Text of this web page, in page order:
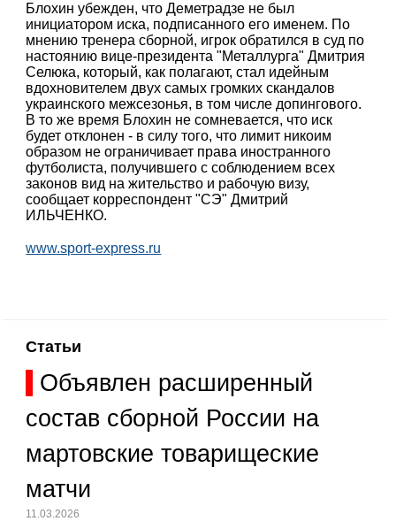
Блохин убежден, что Деметрадзе не был
инициатором иска, подписанного его именем. По
мнению тренера сборной, игрок обратился в суд по
настоянию вице-президента "Металлурга" Дмитрия
Селюка, который, как полагают, стал идейным
вдохновителем двух самых громких скандалов
украинского межсезонья, в том числе допингового.
В то же время Блохин не сомневается, что иск
будет отклонен - в силу того, что лимит никоим
образом не ограничивает права иностранного
футболиста, получившего с соблюдением всех
законов вид на жительство и рабочую визу,
сообщает корреспондент "СЭ" Дмитрий
ИЛЬЧЕНКО.
www.sport-express.ru
Статьи
Объявлен расширенный
состав сборной России на
мартовские товарищеские
матчи
11.03.2026